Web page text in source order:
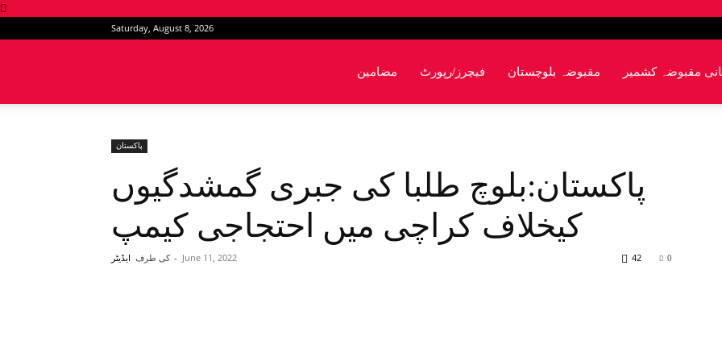
Saturday, August 8, 2026
مضامین فیچرز/رپورٹ مقبوضہ بلوچستان مقبوضہ کشمیر
پاکستان
پاکستان:بلوچ طلبا کی جبری گمشدگیوں
کیخلاف کراچی میں احتجاجی کیمپ
کی طرف ایڈیٹر - June 11, 2022 0
42